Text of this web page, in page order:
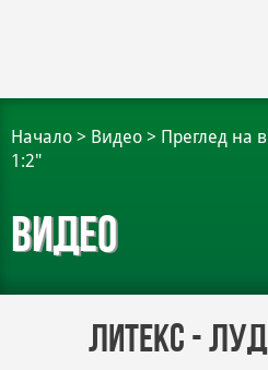
Начало > Видео > Преглед на
1:2"
Видео
Литекс -